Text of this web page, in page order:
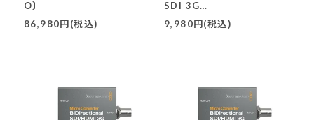
O〕
86,980円(税込)
SDI 3G
(パワーサプライなし)
〔CONVCMIC/HS03G〕
9,980円(税込)